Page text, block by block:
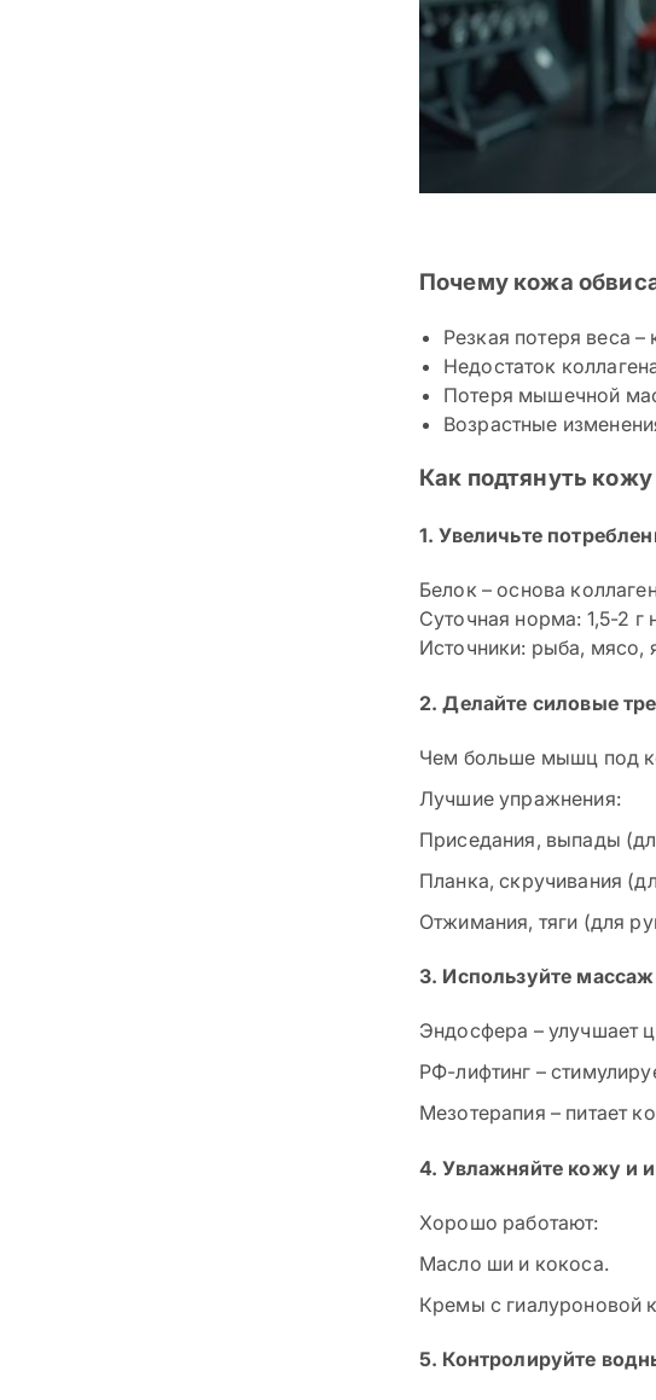
Почему кожа
Резкая потеря веса
Недостаток
Потеря мышечной
Возрастные
Как подтянуть
1. Увеличьте
Белок – основа
Суточная норма: 1,5-2 г
Источники: рыба, мясо,
2. Делайте силовые
Чем больше мышц под
Лучшие упражнения:
Приседания, выпады
Планка, скручивания
Отжимания, тяги (для
3. Используйте
Эндосфера – улучшает
РФ-лифтинг –
Мезотерапия – питает
4. Увлажняйте кожу и
Хорошо работают:
Масло ши и кокоса.
Кремы с гиалуроновой
5. Контролируйте